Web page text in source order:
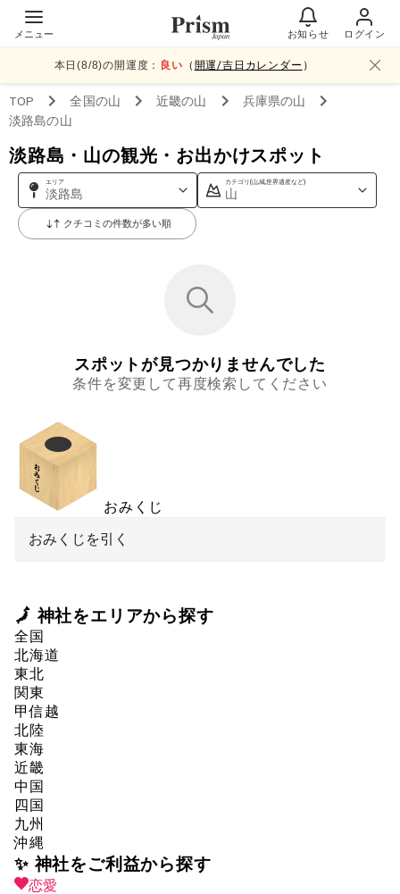
メニュー お知らせ ログイン
本日(8/8)の開運度： 良い （ 開運/吉日カレンダー ）
TOP 全国の山 近畿の山 兵庫県の山
淡路島の山
淡路島・山の観光・お出かけスポット
エリア
淡路島
カテゴリ(山,城,世界遺産など)
山
クチコミの件数が多い順
スポットが見つかりませんでした
条件を変更して再度検索してください
おみくじ
おみくじを引く
🗾 神社をエリアから探す
全国
北海道
東北
関東
甲信越
北陸
東海
近畿
中国
四国
九州
沖縄
✨ 神社をご利益から探す
恋愛